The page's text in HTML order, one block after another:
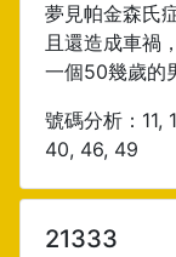
夢見帕金森氏
且還造成車禍
一個50幾歲的
號碼分析：11,
40, 46, 49
21333